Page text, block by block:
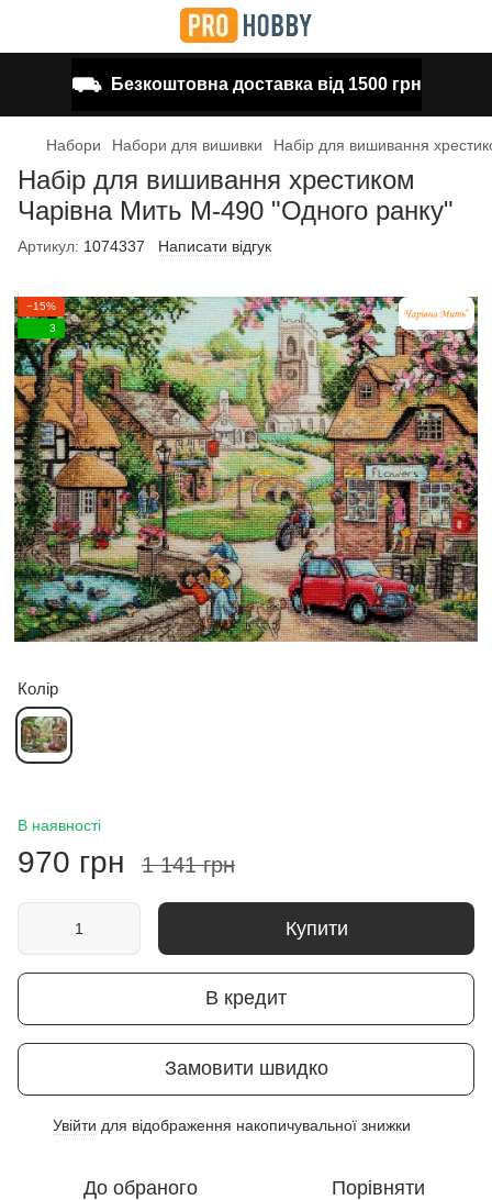
⛟ Безкоштовна доставка від 1500 грн
Набори Набори для вишивки Набір для вишивання
Набір для вишивання хрестиком
Чарівна Мить М-490 "Одного ранку"
Артикул: 1074337 Написати відгук
−15%
3
Колір
В наявності
970 грн 1 141 грн
Купити
В кредит
Замовити швидко
Увійти для відображення накопичувальної знижки
До обраного Порівняти